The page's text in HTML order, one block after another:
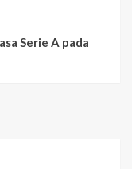
Serie A pada